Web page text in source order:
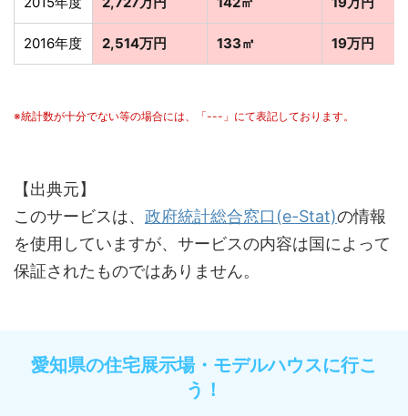
2016年度 2,514万円 133㎡ 19万円
※統計数が十分でない等の場合には、「---」にて表記しております。
【出典元】
このサービスは、 政府統計総合窓口(e-Stat)の情報
を使用していますが、サービスの内容は国によって
保証されたものではありません。
愛知県の住宅展示場・モデルハウスに行こ
う！